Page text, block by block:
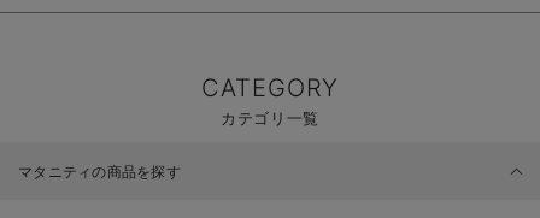
CATEGORY
カテゴリ一覧
マタニティの商品を探す